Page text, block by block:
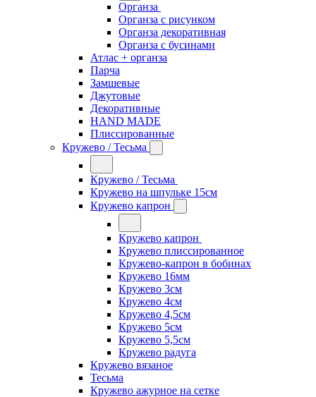
Органза
Органза с рисунком
Органза декоративная
Органза с бусинами
Атлас + органза
Парча
Замшевые
Джутовые
Декоративные
HAND MADE
Плиссированные
Кружево / Тесьма
Кружево / Тесьма
Кружево на шпульке 15см
Кружево капрон
Кружево капрон
Кружево плиссированное
Кружево-капрон в бобинах
Кружево 16мм
Кружево 3см
Кружево 4см
Кружево 4,5см
Кружево 5см
Кружево 5,5см
Кружево радуга
Кружево вязаное
Тесьма
Кружево ажурное на сетке